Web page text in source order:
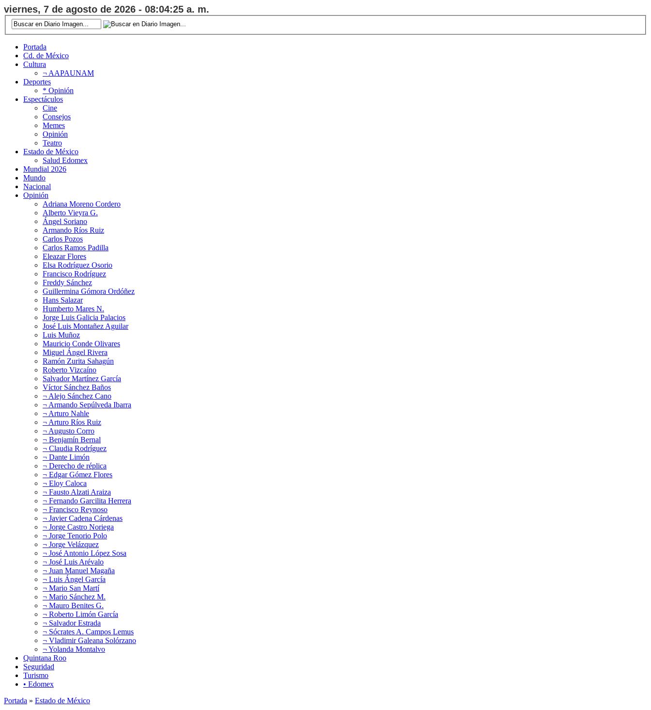
viernes, 7 de agosto de 2026 - 08:04:25 a. m.
Portada
Cd. de México
Cultura
¬ AAPAUNAM
Deportes
* Opinión
Espectáculos
Cine
Consejos
Memes
Opinión
Teatro
Estado de México
Salud Edomex
Mundial 2026
Mundo
Nacional
Opinión
Adriana Moreno Cordero
Alberto Vieyra G.
Ángel Soriano
Armando Ríos Ruiz
Carlos Pozos
Carlos Ramos Padilla
Eleazar Flores
Elsa Rodríguez Osorio
Francisco Rodríguez
Freddy Sánchez
Guillermina Gómora Ordóñez
Hans Salazar
Humberto Mares N.
Jorge Luis Galicia Palacios
José Luis Montañez Aguilar
Luis Muñoz
Mauricio Conde Olivares
Miguel Ángel Rivera
Ramón Zurita Sahagún
Roberto Vizcaíno
Salvador Martínez García
Víctor Sánchez Baños
¬ Alejo Sánchez Cano
¬ Armando Sepúlveda Ibarra
¬ Arturo Nahle
¬ Arturo Ríos Ruiz
¬ Augusto Corro
¬ Benjamín Bernal
¬ Claudia Rodríguez
¬ Dante Limón
¬ Derecho de réplica
¬ Edgar Gómez Flores
¬ Eloy Caloca
¬ Fausto Alzati Araiza
¬ Fernando Garcilita Herrera
¬ Francisco Reynoso
¬ Javier Cadena Cárdenas
¬ Jorge Castro Noriega
¬ Jorge Tenorio Polo
¬ Jorge Velázquez
¬ José Antonio López Sosa
¬ José Luis Arévalo
¬ Juan Manuel Magaña
¬ Luis Ángel García
¬ Mario San Martí
¬ Mario Sánchez M.
¬ Mauro Benites G.
¬ Roberto Limón García
¬ Salvador Estrada
¬ Sócrates A. Campos Lemus
¬ Vladimir Galeana Solórzano
¬ Yolanda Montalvo
Quintana Roo
Seguridad
Turismo
• Edomex
Portada » Estado de México